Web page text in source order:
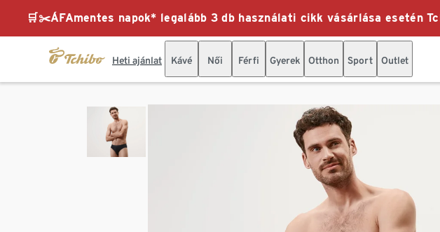
🛒✂️ÁFAmentes napok* legalább 3 db használati cikk vásárlása esetén
Heti ajánlat Kávé Női Férfi Gyerek Otthon Sport Outlet